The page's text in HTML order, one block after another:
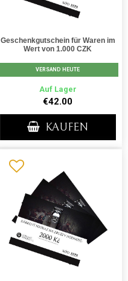
Geschenkgutschein für Waren im
Wert von 1.000 CZK
VERSAND HEUTE
Auf Lager
€42.00
KAUFEN